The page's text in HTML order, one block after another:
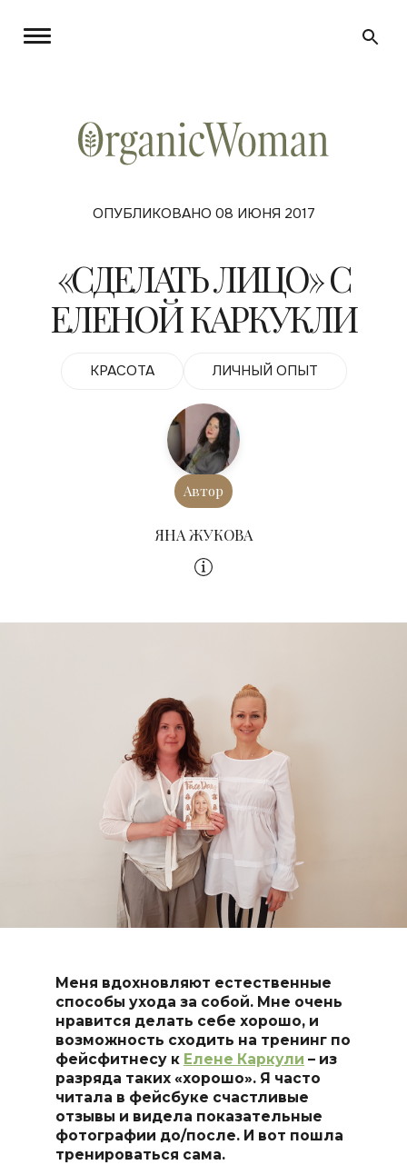
ОПУБЛИКОВАНО 08 ИЮНЯ 2017
«СДЕЛАТЬ ЛИЦО» С
ЕЛЕНОЙ КАРКУКЛИ
КРАСОТА ЛИЧНЫЙ ОПЫТ
Автор
ЯНА ЖУКОВА
Меня вдохновляют естественные
способы ухода за собой. Мне очень
нравится делать себе хорошо, и
возможность сходить на тренинг по
фейсфитнесу к Елене Каркули – из
разряда таких «хорошо». Я часто
читала в фейсбуке счастливые
отзывы и видела показательные
фотографии до/после. И вот пошла
тренироваться сама.